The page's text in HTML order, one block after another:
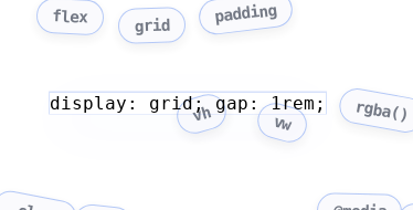
flex grid padding
vh vw rgba()
display: grid; gap: 1rem;